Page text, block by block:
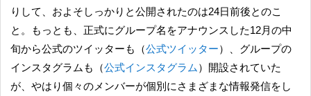
りして、およそしっかりと公開されたのは24日前後とのこ
と。もっとも、正式にグループ名をアナウンスした12月の中
旬から公式のツイッターも（公式ツイッター）、グループの
インスタグラムも（公式インスタグラム ）開設されていた
が、やはり個々のメンバーが個別にさまざまな情報発信をし